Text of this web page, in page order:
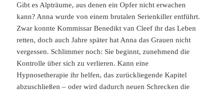
Gibt es Alpträume, aus denen ein Opfer nicht erwachen
kann? Anna wurde von einem brutalen Serienkiller entführt.
Zwar konnte Kommissar Benedikt van Cleef ihr das Leben
retten, doch auch Jahre später hat Anna das Grauen nicht
vergessen. Schlimmer noch: Sie beginnt, zunehmend die
Kontrolle über sich zu verlieren. Kann eine
Hypnosetherapie ihr helfen, das zurückliegende Kapitel
abzuschließen – oder wird dadurch neuen Schrecken die